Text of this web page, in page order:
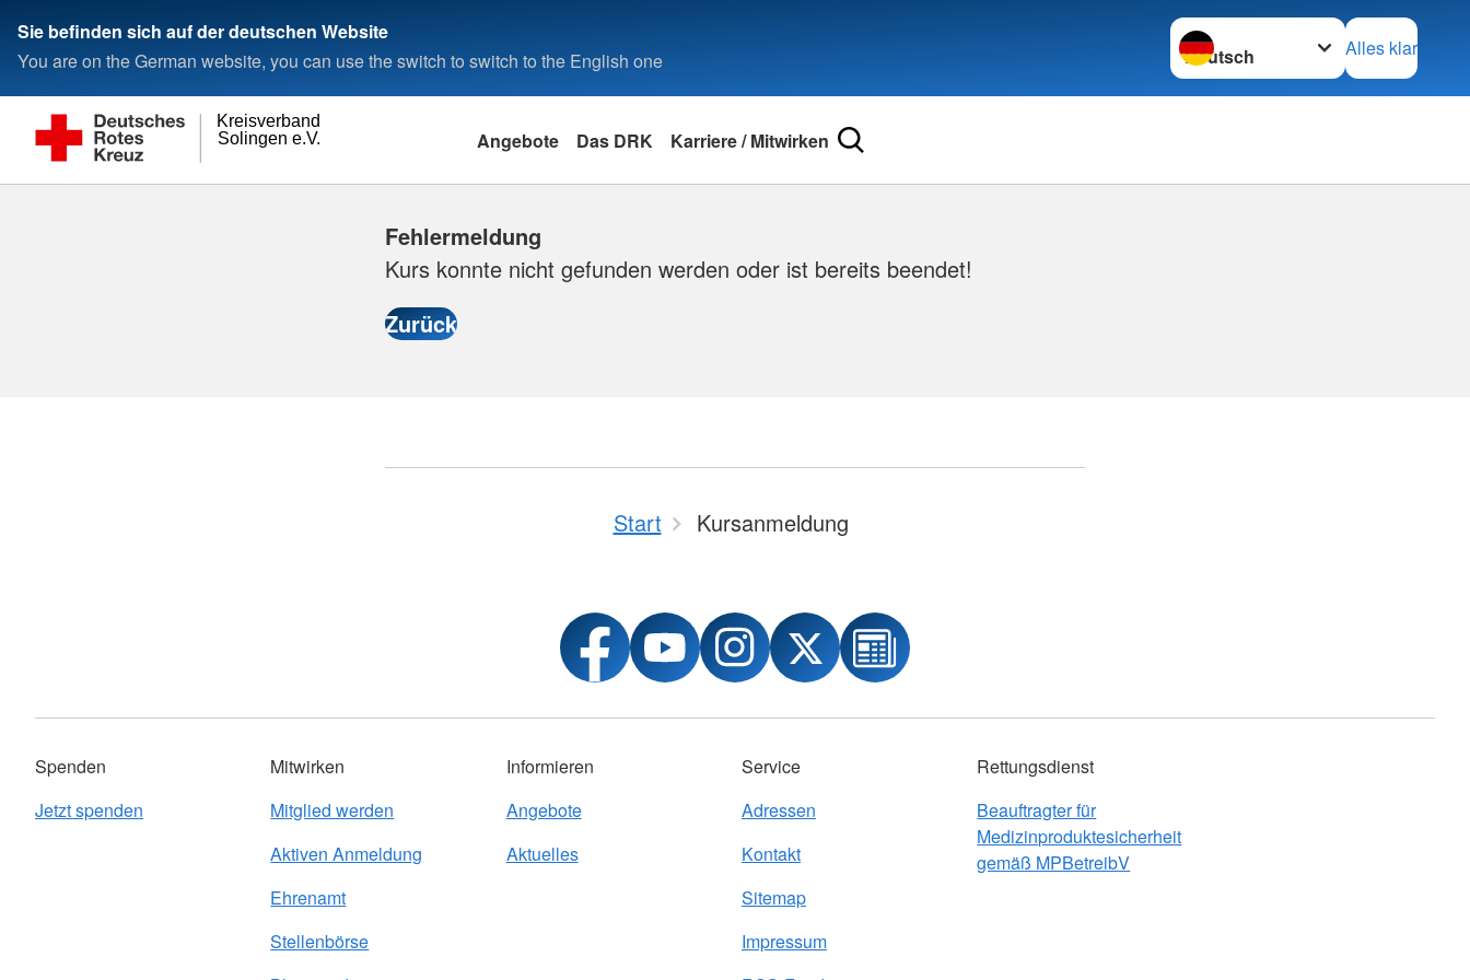
Sie befinden sich auf der deutschen Website
You are on the German website, you can use the switch to switch to the English one
Sprache wechseln zu
Alles klar
Solingen e.V.
Kreisverband
Angebote Das DRK Karriere / Mitwirken
Fehlermeldung
Kurs konnte nicht gefunden werden oder ist bereits beendet!
Start Kursanmeldung
Spenden
Jetzt spenden
Mitwirken
Mitglied werden
Aktiven Anmeldung
Ehrenamt
Stellenbörse
Informieren
Angebote
Aktuelles
Service
Adressen
Kontakt
Sitemap
Impressum
Rettungsdienst
Beauftragter für
Medizinproduktesicherheit
gemäß MPBetreibV